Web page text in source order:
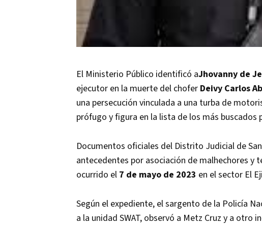
El Ministerio Público identificó aJhovanny de
ejecutor en la muerte del chofer Deivy Carlos
una persecución vinculada a una turba de
prófugo y figura en la lista de los más buscados
Documentos oficiales del Distrito Judicial de
antecedentes por asociación de malhechores y
ocurrido el 7 de mayo de 2023 en el sector El
Según el expediente, el sargento de la Policía
a la unidad SWAT, observó a Metz Cruz y a